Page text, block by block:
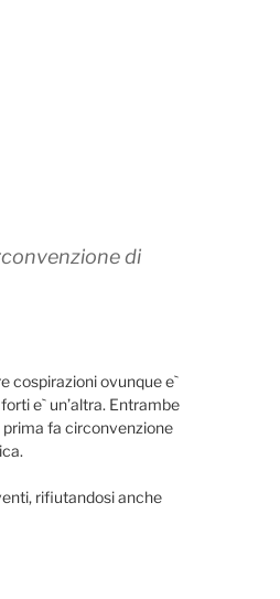
di
cospirazioni ovunque e`
e` un’altra. Entrambe
fa circonvenzione
rifiutandosi anche